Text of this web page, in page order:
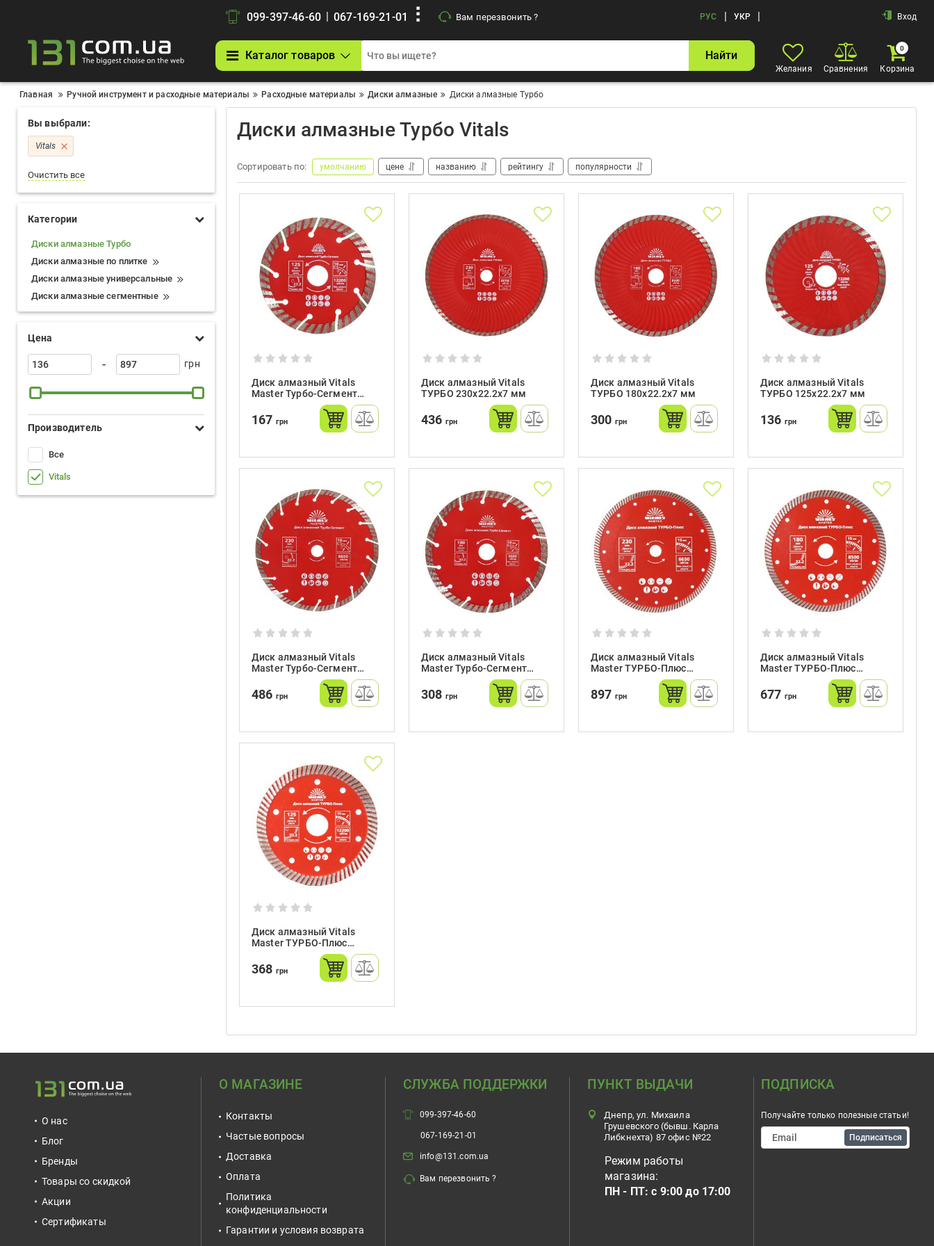
099-397-46-60 | 067-169-21-01 Вам перезвонить ? РУС | УКР | Вход
Каталог товаров Найти
Желания Сравнения
0
Корзина
Главная Ручной инструмент и расходные материалы Расходные материалы Диски алмазные Диски алмазные Турбо
Вы выбрали:
Vitals
Очистить все
Категории
Диски алмазные Турбо
Диски алмазные по плитке
Диски алмазные универсальные
Диски алмазные сегментные
Цена
- грн
Производитель
Все
Vitals
Диски алмазные Турбо Vitals
Сортировать по: умолчанию цене названию рейтингу популярности
Диск алмазный Vitals
Master Турбо-Сегмент
125×22.2×10 мм
167 грн
Диск алмазный Vitals
ТУРБО 230х22.2х7 мм
436 грн
Диск алмазный Vitals
ТУРБО 180х22.2х7 мм
300 грн
Диск алмазный Vitals
ТУРБО 125х22.2х7 мм
136 грн
Диск алмазный Vitals
Master Турбо-Сегмент
230×22.2×10 мм
486 грн
Диск алмазный Vitals
Master Турбо-Сегмент
180×22.2×10 мм
308 грн
Диск алмазный Vitals
Master ТУРБО-Плюс
230х22.2х10 мм
897 грн
Диск алмазный Vitals
Master ТУРБО-Плюс
180х22.2х10 мм
677 грн
Диск алмазный Vitals
Master ТУРБО-Плюс
125х22.2х10 мм
368 грн
О нас
Блог
Бренды
Товары со скидкой
Акции
Сертификаты
О МАГАЗИНЕ
Контакты
Частые вопросы
Доставка
Оплата
Политика
конфиденциальности
Гарантии и условия возврата
СЛУЖБА ПОДДЕРЖКИ
099-397-46-60
067-169-21-01
info@131.com.ua
Вам перезвонить ?
ПУНКТ ВЫДАЧИ
Днепр, ул. Михаила
Грушевского (бывш. Карла
Либкнехта) 87 офис №22
Режим работы
магазина:
ПН - ПТ: с 9:00 до 17:00
ПОДПИСКА
Получайте только полезные статьи!
Подписаться